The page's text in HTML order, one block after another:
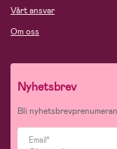
Vårt ansvar
Om oss
Nyhetsbrev
Bli
Email*